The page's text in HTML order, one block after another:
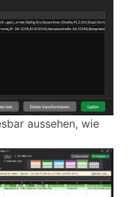
aussehen, wie